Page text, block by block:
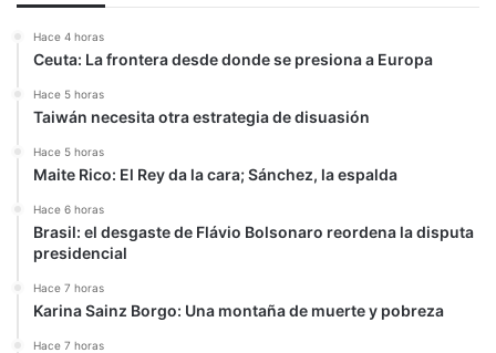
Hace 4 horas
Ceuta: La frontera desde donde se presiona a Europa
Hace 5 horas
Taiwán necesita otra estrategia de disuasión
Hace 5 horas
Maite Rico: El Rey da la cara; Sánchez, la espalda
Hace 6 horas
Brasil: el desgaste de Flávio Bolsonaro reordena la disputa
presidencial
Hace 7 horas
Karina Sainz Borgo: Una montaña de muerte y pobreza
Hace 7 horas